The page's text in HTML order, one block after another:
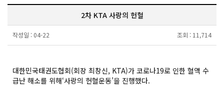
2차 KTA 사랑의 헌혈
작성일 : 04-22 조회 : 11,714
대한민국태권도협회(회장 최창신, KTA)가 코로나19로 인한 혈액 수
급난 해소를 위해‘사랑의 헌혈운동’을 진행했다.